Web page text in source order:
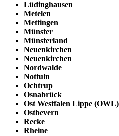
Lüdinghausen
Metelen
Mettingen
Münster
Münsterland
Neuenkirchen
Neuenkirchen
Nordwalde
Nottuln
Ochtrup
Osnabrück
Ost Westfalen Lippe (OWL)
Ostbevern
Recke
Rheine